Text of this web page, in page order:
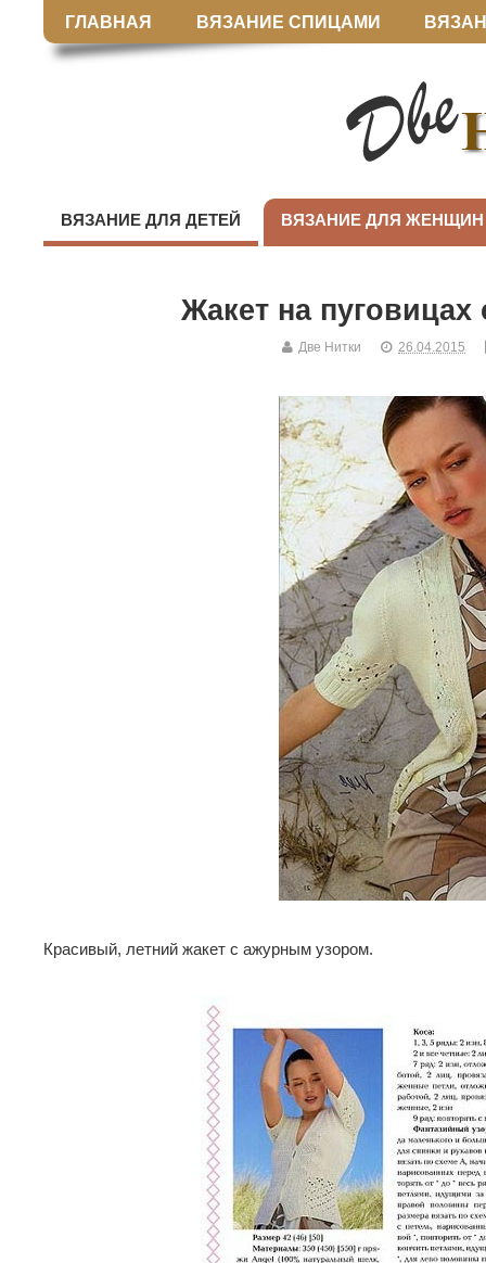
ГЛАВНАЯ ВЯЗАНИЕ СПИЦАМИ
ВЯЗАНИЕ ДЛЯ ДЕТЕЙ ВЯЗАНИЕ ДЛЯ ЖЕНЩИН
Жакет на
Две Нитки 26.04.2015
Красивый, летний жакет с ажурным узором.